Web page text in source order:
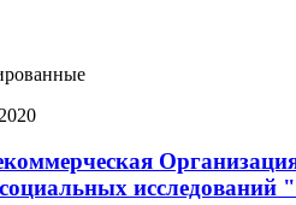
исследований